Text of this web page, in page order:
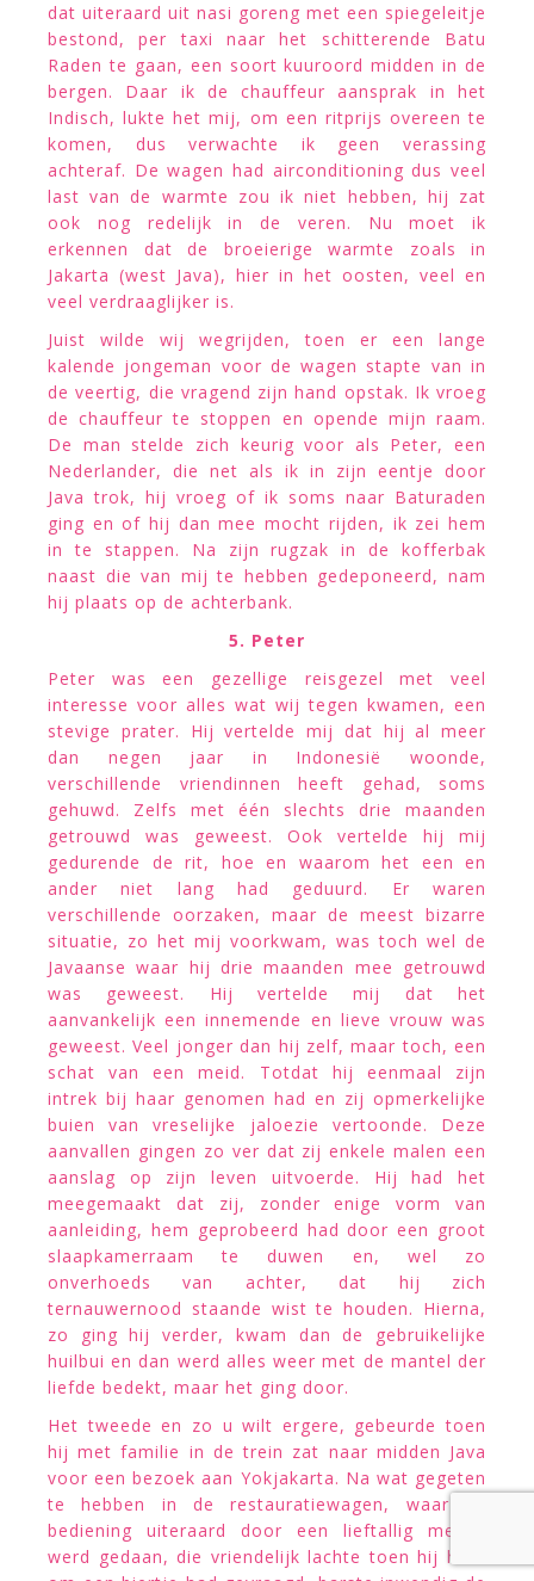
dat uiteraard uit nasi goreng met een spiegeleitje
bestond, per taxi naar het schitterende Batu
Raden te gaan, een soort kuuroord midden in de
bergen. Daar ik de chauffeur aansprak in het
Indisch, lukte het mij, om een ritprijs overeen te
komen, dus verwachte ik geen verassing
achteraf. De wagen had airconditioning dus veel
last van de warmte zou ik niet hebben, hij zat
ook nog redelijk in de veren. Nu moet ik
erkennen dat de broeierige warmte zoals in
Jakarta (west Java), hier in het oosten, veel en
veel verdraaglijker is.
Juist wilde wij wegrijden, toen er een lange
kalende jongeman voor de wagen stapte van in
de veertig, die vragend zijn hand opstak. Ik vroeg
de chauffeur te stoppen en opende mijn raam.
De man stelde zich keurig voor als Peter, een
Nederlander, die net als ik in zijn eentje door
Java trok, hij vroeg of ik soms naar Baturaden
ging en of hij dan mee mocht rijden, ik zei hem
in te stappen. Na zijn rugzak in de kofferbak
naast die van mij te hebben gedeponeerd, nam
hij plaats op de achterbank.
5. Peter
Peter was een gezellige reisgezel met veel
interesse voor alles wat wij tegen kwamen, een
stevige prater. Hij vertelde mij dat hij al meer
dan negen jaar in Indonesië woonde,
verschillende vriendinnen heeft gehad, soms
gehuwd. Zelfs met één slechts drie maanden
getrouwd was geweest. Ook vertelde hij mij
gedurende de rit, hoe en waarom het een en
ander niet lang had geduurd. Er waren
verschillende oorzaken, maar de meest bizarre
situatie, zo het mij voorkwam, was toch wel de
Javaanse waar hij drie maanden mee getrouwd
was geweest. Hij vertelde mij dat het
aanvankelijk een innemende en lieve vrouw was
geweest. Veel jonger dan hij zelf, maar toch, een
schat van een meid. Totdat hij eenmaal zijn
intrek bij haar genomen had en zij opmerkelijke
buien van vreselijke jaloezie vertoonde. Deze
aanvallen gingen zo ver dat zij enkele malen een
aanslag op zijn leven uitvoerde. Hij had het
meegemaakt dat zij, zonder enige vorm van
aanleiding, hem geprobeerd had door een groot
slaapkamerraam te duwen en, wel zo
onverhoeds van achter, dat hij zich
ternauwernood staande wist te houden. Hierna,
zo ging hij verder, kwam dan de gebruikelijke
huilbui en dan werd alles weer met de mantel der
liefde bedekt, maar het ging door.
Het tweede en zo u wilt ergere, gebeurde toen
hij met familie in de trein zat naar midden Java
voor een bezoek aan Yokjakarta. Na wat gegeten
te hebben in de restauratiewagen, waar de
bediening uiteraard door een lieftallig meisje
werd gedaan, die vriendelijk lachte toen hij haar